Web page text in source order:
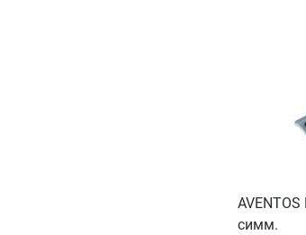
симм.